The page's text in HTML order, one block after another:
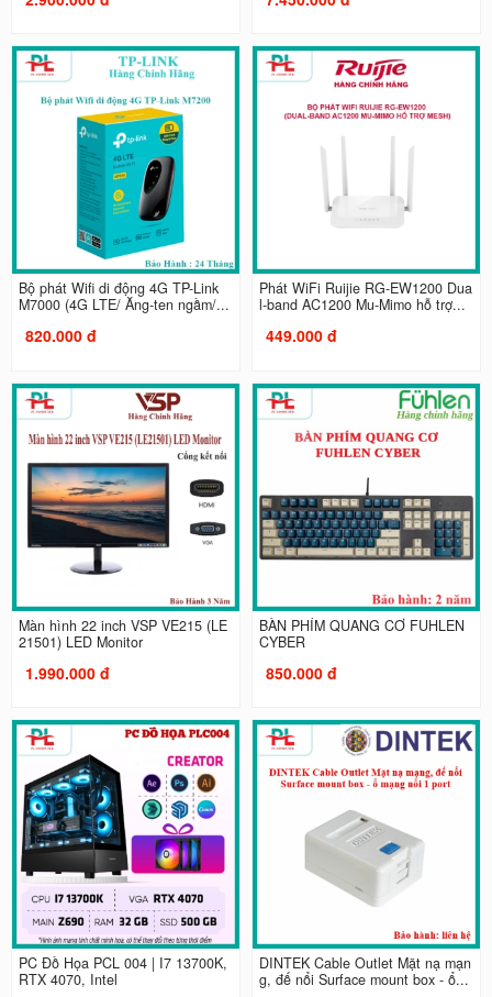
Bộ phát Wifi di động 4G TP-Link
M7000 (4G LTE/ Ăng-ten ngầm/...
820.000 đ
Phát WiFi Ruijie RG-EW1200 Dua
l-band AC1200 Mu-Mimo hỗ trợ...
449.000 đ
Màn hình 22 inch VSP VE215 (LE
21501) LED Monitor
1.990.000 đ
BÀN PHÍM QUANG CƠ FUHLEN
CYBER
850.000 đ
PC Đồ Họa PCL 004 | I7 13700K,
RTX 4070, Intel
DINTEK Cable Outlet Mặt nạ mạn
g, đế nổi Surface mount box - ổ...